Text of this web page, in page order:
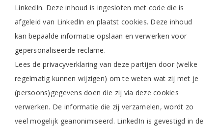
LinkedIn. Deze inhoud is ingesloten met code die is
afgeleid van LinkedIn en plaatst cookies. Deze inhoud
kan bepaalde informatie opslaan en verwerken voor
gepersonaliseerde reclame.
Lees de privacyverklaring van deze partijen door (welke
regelmatig kunnen wijzigen) om te weten wat zij met je
(persoons)gegevens doen die zij via deze cookies
verwerken. De informatie die zij verzamelen, wordt zo
veel mogelijk geanonimiseerd. LinkedIn is gevestigd in de